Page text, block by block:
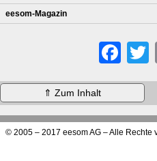
eesom-Magazin
Facebook
⇑ Zum Inhalt
© 2005 – 2017 eesom AG – Alle Rechte